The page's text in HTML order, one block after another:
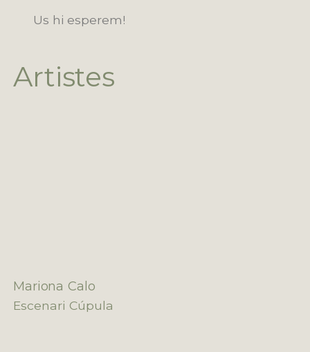
Us hi esperem!
Artistes
Mariona Calo
Escenari Cúpula